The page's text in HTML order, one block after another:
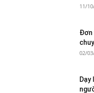
11/
Đơn
02/
Dạy